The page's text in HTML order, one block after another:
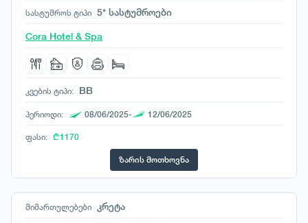
ინგლისი
ინდონეზია
იორდანია
ირლანდია
ისლანდია
ისრაელი
კანადა
კატარი
სასტუმროს ტიპი 5* სასტუმროები
Cora Hotel & Spa
კვების ტიპი: BB
პერიოდი: 08/06/2025- 12/06/2025
ფასი: ₾ 1170
ზარის მოთხოვნა
მიმართულებები კრეტა